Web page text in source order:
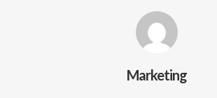
Marketing